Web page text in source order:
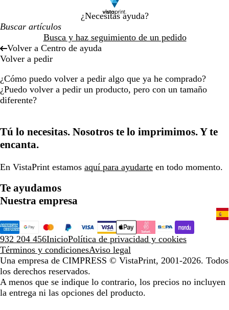
¿Necesitas ayuda?
Busca y haz seguimiento de un pedido
Volver a Centro de ayuda
Volver a pedir
¿Cómo puedo volver a pedir algo que ya he comprado?
¿Puedo volver a pedir un producto, pero con un tamaño
diferente?
Tú lo necesitas. Nosotros te lo imprimimos. Y te
encanta.
En VistaPrint estamos aquí para ayudarte en todo momento.
Te ayudamos
Nuestra empresa
932 204 456InicioPolítica de privacidad y cookies
Términos y condicionesAviso legal
Una empresa de CIMPRESS © VistaPrint, 2001-2026. Todos
los derechos reservados.
A menos que se indique lo contrario, los precios no incluyen
la entrega ni las opciones del producto.